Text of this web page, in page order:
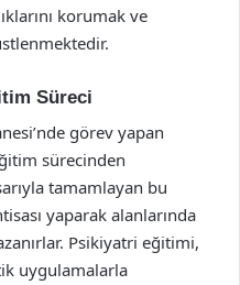
korumak ve
Süreci
görev yapan
sürecinden
tamamlayan bu
yaparak alanlarında
Psikiyatri eğitimi,
uygulamalarla